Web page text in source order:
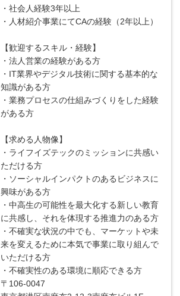
・社会人経験3年以上
・人材紹介事業にてCAの経験（2年以上）
【歓迎するスキル・経験】
・法人営業の経験がある方
・IT業界やデジタル技術に関する基本的な
知識がある方
・業務プロセスの仕組みづくりをした経験
がある方
【求める人物像】
・ライフイズテックのミッションに共感い
ただける方
・ソーシャルインパクトのあるビジネスに
興味がある方
・中高生の可能性を最大化する新しい教育
に共感し、それを体現する推進力のある方
・不確実な状況の中でも、マーケットや未
来を変えるために本気で事業に取り組んで
いただける方
・不確実性のある環境に順応できる方
〒106-0047